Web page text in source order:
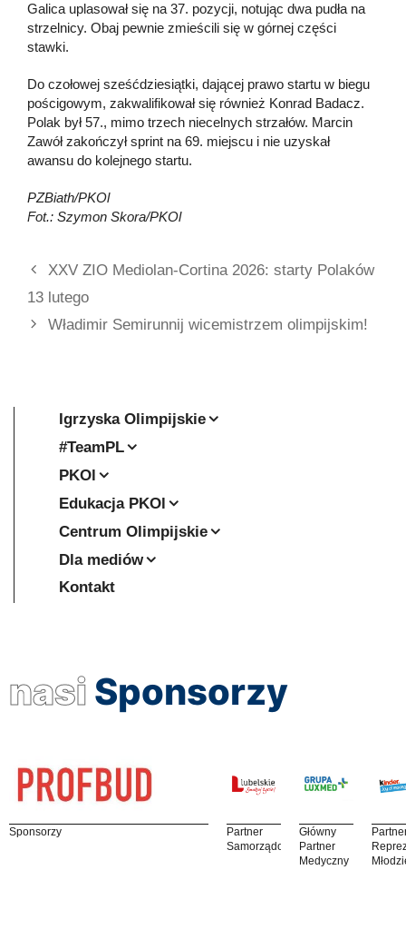
Galica uplasował się na 37. pozycji, notując dwa pudła na
strzelnicy. Obaj pewnie zmieścili się w górnej części
stawki.
Do czołowej sześćdziesiątki, dającej prawo startu w biegu
pościgowym, zakwalifikował się również Konrad Badacz.
Polak był 57., mimo trzech niecelnych strzałów. Marcin
Zawół zakończył sprint na 69. miejscu i nie uzyskał
awansu do kolejnego startu.
PZBiath/PKOl
Fot.: Szymon Skora/PKOl
XXV ZIO Mediolan-Cortina 2026: starty Polaków
13 lutego
Władimir Semirunnij wicemistrzem olimpijskim!
Igrzyska Olimpijskie
#TeamPL
PKOl
Edukacja PKOl
Centrum Olimpijskie
Dla mediów
Kontakt
nasi Sponsorzy
Sponsorzy
Partner
Samorządowy
Główny
Partner
Medyczny